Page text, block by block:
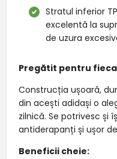
Stratul inferior
excelentă la
de uzura
Pregătit pentru
Construcția ușoară,
din acești adidași o
zilnică. Se potrivesc și
antiderapanți și ușor
Beneficii cheie: